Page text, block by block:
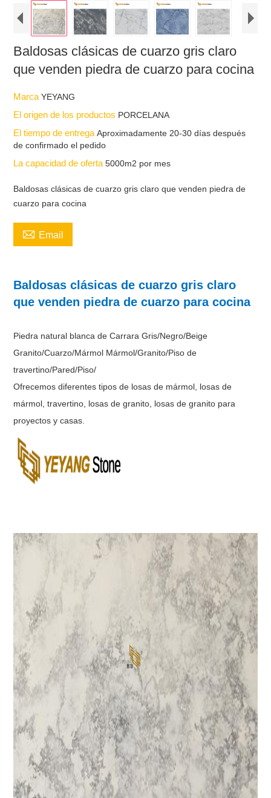
Baldosas clásicas de cuarzo gris claro
que venden piedra de cuarzo para cocina
MarcaYEYANG
El origen de los productos PORCELANA
El tiempo de entregaAproximadamente 20-30 días después
de confirmado el pedido
La capacidad de oferta5000m2 por mes
Baldosas clásicas de cuarzo gris claro que venden piedra de
cuarzo para cocina
 Email
Baldosas clásicas de cuarzo gris claro
que venden piedra de cuarzo para cocina
Piedra natural blanca de Carrara Gris/Negro/Beige
Granito/Cuarzo/Mármol Mármol/Granito/Piso de
travertino/Pared/Piso/
Ofrecemos diferentes tipos de losas de mármol, losas de
mármol, travertino, losas de granito, losas de granito para
proyectos y casas.